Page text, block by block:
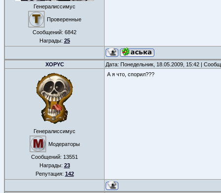
Генералиссимус
Проверенные
Сообщений: 6842
Награды: 25
XOPYC Дата: Понедельник, 18.05.2009, 15:42 |
Генералиссимус
Модераторы
Сообщений: 13551
Награды: 23
Репутация: 142
А я что, спорил???